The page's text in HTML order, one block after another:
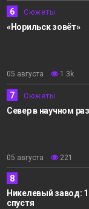
6 Сюжеты
«Норильск зовёт»
05 августа 1.3k
7 Сюжеты
Север в научном
05 августа 221
8
Никелевый завод:
спустя